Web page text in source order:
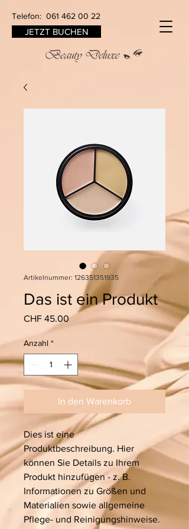
Telefon: 061 462 00 22
JETZT BUCHEN
Artikelnummer: 126351351935
Das ist ein Produkt
CHF 45.00Preis
Anzahl *
In den Warenkorb
Dies ist eine
Produktbeschreibung. Hier
können Sie Details zu Ihrem
Produkt hinzufügen - z. B.
Informationen zu Größen und
Materialien sowie allgemeine
Pflege- und Reinigungshinweise.